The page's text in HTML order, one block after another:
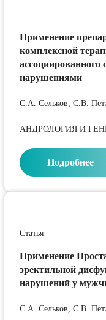
Применение
комплексной
нарушениями
С.А. Сельков, С.В.
АНДРОЛОГИЯ И
Подробнее
Статья
Применение
эректильной
нарушений у
С.А. Сельков, С.В.